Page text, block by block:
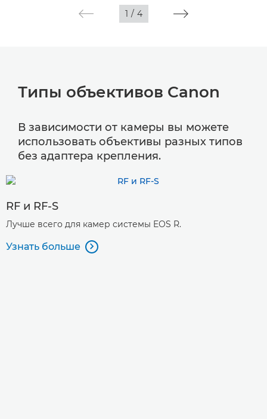
1 / 4
Типы объективов Canon
В зависимости от камеры вы можете
использовать объективы разных типов
без адаптера крепления.
RF и RF-S
Лучше всего для камер системы EOS R.
Узнать больше 